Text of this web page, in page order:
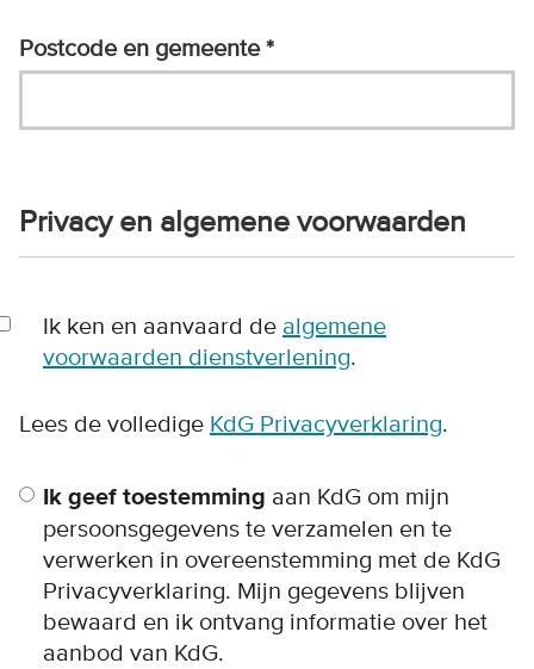
Postcode en gemeente
Privacy en algemene voorwaarden
Voorwaarden
Ik ken en aanvaard de algemene
voorwaarden dienstverlening.
Lees de volledige KdG Privacyverklaring.
Privacy
Ik geef toestemming aan KdG om mijn
persoonsgegevens te verzamelen en te
verwerken in overeenstemming met de KdG
Privacyverklaring. Mijn gegevens blijven
bewaard en ik ontvang informatie over het
aanbod van KdG.